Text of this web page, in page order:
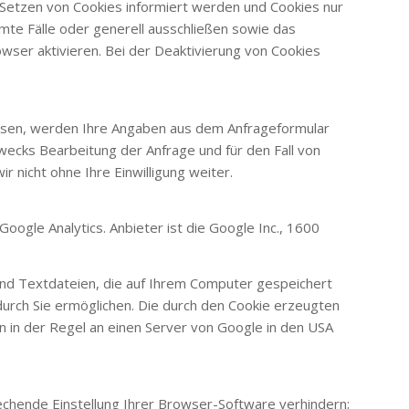
von Cookies informiert werden und Cookies nur
Fälle oder generell ausschließen sowie das
aktivieren. Bei der Deaktivierung von Cookies
werden Ihre Angaben aus dem Anfrageformular
Bearbeitung der Anfrage und für den Fall von
nicht ohne Ihre Einwilligung weiter.
Analytics. Anbieter ist die Google Inc., 1600
Textdateien, die auf Ihrem Computer gespeichert
Sie ermöglichen. Die durch den Cookie erzeugten
der Regel an einen Server von Google in den USA
Einstellung Ihrer Browser-Software verhindern;